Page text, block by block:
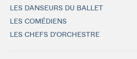
LES DANSEURS DU BALLET
LES COMÉDIENS
LES CHEFS D'ORCHESTRE